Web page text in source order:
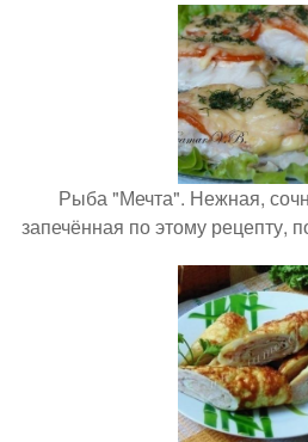
Рыба "Мечта". Нежная,
запечённая по этому рецепту,